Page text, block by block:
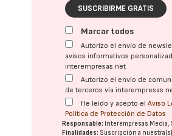
SUSCRIBIRME GRATIS
Marcar todos
Autorizo el envío de
avisos informativos
interempresas.net
Autorizo el envío de
de terceros vía
He leído y acepto elAviso
Política de Protección de Datos
Responsable: Interempresas Media,
Finalidades: Suscripción a nuestra(s)